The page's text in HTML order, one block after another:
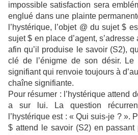
impossible satisfaction sera
englué dans une plainte
l’hystérique, l’objet @ du sujet $
sujet $ en place d’agent,
afin qu’il produise le savoir (S2),
clé de l’énigme de son désir.
signifiant qui renvoie toujours à
chaîne signifiante.
Pour résumer : l’hystérique attend
a sur lui. La question
l’hystérique est : « Qui suis-je ? ».
$ attend le savoir (S2) en